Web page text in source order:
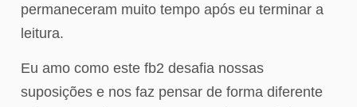
permaneceram muito tempo após eu terminar a
leitura.
Eu amo como este fb2 desafia nossas
suposições e nos faz pensar de forma diferente